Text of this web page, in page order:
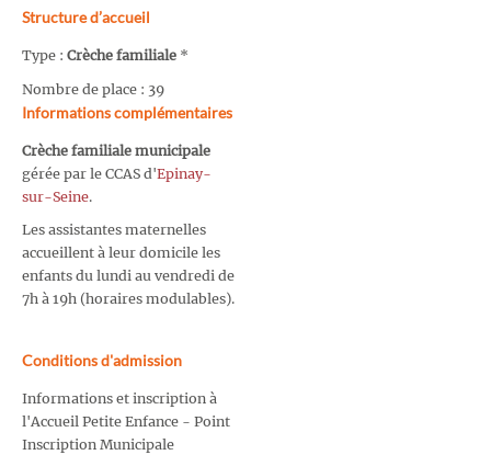
Structure d’accueil
Type : Crèche familiale *
Nombre de place : 39
Informations complémentaires
Crèche familiale municipale
gérée par le CCAS d'Epinay-
sur-Seine.
Les assistantes maternelles
accueillent à leur domicile les
enfants du lundi au vendredi de
7h à 19h (horaires modulables).
Conditions d'admission
Informations et inscription à
l'Accueil Petite Enfance - Point
Inscription Municipale